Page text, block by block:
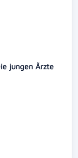
jungen Ãrzte